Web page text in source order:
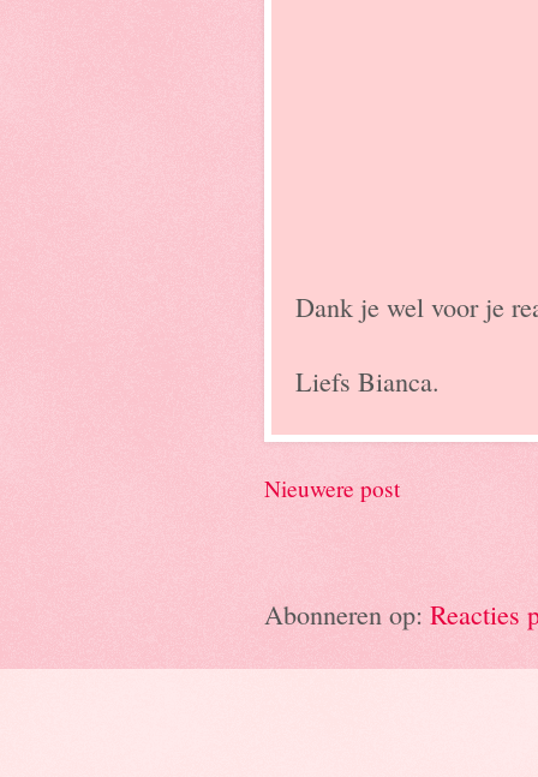
Dank je wel voor je
Liefs Bianca.
Nieuwere post
Abonneren op: Reacties